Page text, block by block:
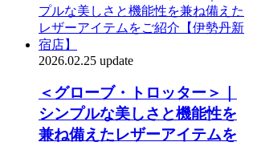
2026.02.25 update
＜グローブ・トロッター＞｜
シンプルな美しさと機能性を
兼ね備えたレザーアイテムを